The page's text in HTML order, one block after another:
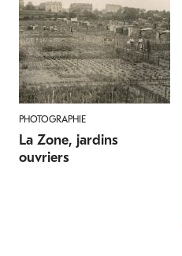
PHOTOGRAPHIE
La Zone, jardins
ouvriers